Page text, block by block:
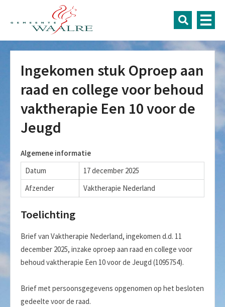
Ingekomen stuk Oproep aan
raad en college voor behoud
vaktherapie Een 10 voor de
Jeugd
Algemene informatie
Datum
17 december 2025
Afzender
Vaktherapie Nederland
Toelichting
Brief van Vaktherapie Nederland, ingekomen d.d. 11
december 2025, inzake oproep aan raad en college voor
behoud vaktherapie Een 10 voor de Jeugd (1095754).
Brief met persoonsgegevens opgenomen op het besloten
gedeelte voor de raad.